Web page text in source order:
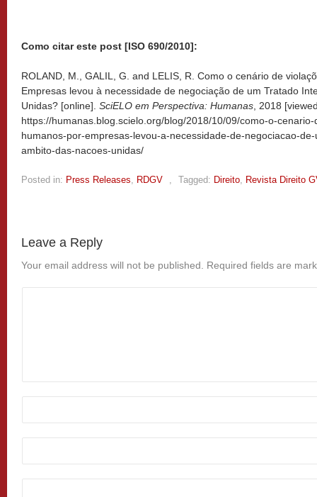
Como citar este post [ISO 690/2010]:
ROLAND, M., GALIL, G. and LELIS, R. Como o cenário de
Empresas levou à necessidade de negociação de um Tratado
Unidas? [online]. SciELO em Perspectiva: Humanas , 2018
https://humanas.blog.scielo.org/blog/2018/10/09/como-o-
humanos-por-empresas-levou-a-necessidade-de-negociacao-
ambito-das-nacoes-unidas/
Posted in: Press Releases RDGV Tagged: Direito Revista Direito
Leave a Reply
Your email address will not be published. Required fields are